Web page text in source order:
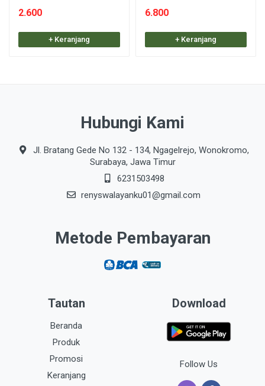
2.600
+ Keranjang
6.800
+ Keranjang
Hubungi Kami
Jl. Bratang Gede No 132 - 134, Ngagelrejo, Wonokromo,
Surabaya, Jawa Timur
6231503498
renyswalayanku01@gmail.com
Metode Pembayaran
Tautan
Beranda
Produk
Promosi
Keranjang
Download
Follow Us